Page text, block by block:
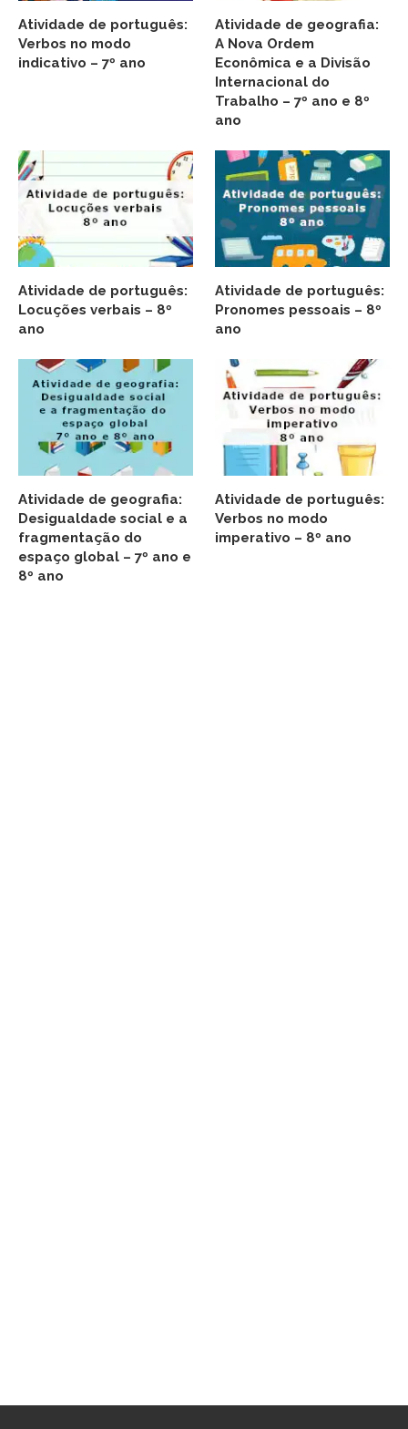
Atividade de português:
Verbos no modo
indicativo – 7º ano
Atividade de geografia:
A Nova Ordem
Econômica e a Divisão
Internacional do
Trabalho – 7º ano e 8º
ano
Atividade de português:
Locuções verbais – 8º
ano
Atividade de português:
Pronomes pessoais – 8º
ano
Atividade de geografia:
Desigualdade social e a
fragmentação do
espaço global – 7º ano e
8º ano
Atividade de português:
Verbos no modo
imperativo – 8º ano